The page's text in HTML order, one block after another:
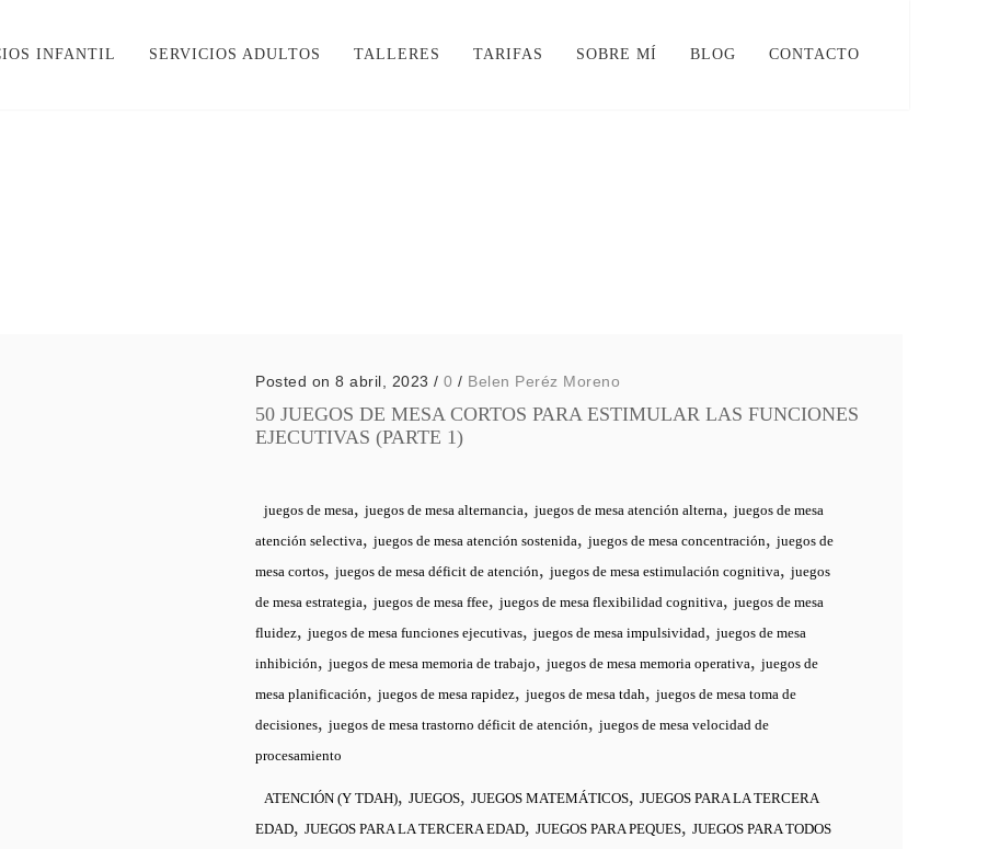
INFANTIL SERVICIOS ADULTOS TALLERES TARIFAS SOBRE MÍ BLOG CONTACTO
Posted on 8 abril, 2023 /0 / Belen Peréz Moreno
50 JUEGOS DE MESA CORTOS PARA ESTIMULAR LAS FUNCIONES
EJECUTIVAS (PARTE 1)
juegos de mesa,juegos de mesa alternancia,juegos de mesa atención alterna,juegos de mesa
atención selectiva,juegos de mesa atención sostenida,juegos de mesa concentración,juegos de
mesa cortos,juegos de mesa déficit de atención,juegos de mesa estimulación cognitiva,juegos
de mesa estrategia,juegos de mesa ffee,juegos de mesa flexibilidad cognitiva,juegos de mesa
fluidez,juegos de mesa funciones ejecutivas,juegos de mesa impulsividad,juegos de mesa
inhibición,juegos de mesa memoria de trabajo,juegos de mesa memoria operativa,juegos de
mesa planificación,juegos de mesa rapidez,juegos de mesa tdah,juegos de mesa toma de
decisiones,juegos de mesa trastorno déficit de atención,juegos de mesa velocidad de
procesamiento
ATENCIÓN (Y TDAH),JUEGOS,JUEGOS MATEMÁTICOS,JUEGOS PARA LA TERCERA
EDAD,JUEGOS PARA LA TERCERA EDAD,JUEGOS PARA PEQUES,JUEGOS PARA TODOS